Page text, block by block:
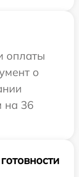
оплаты
о
на 36